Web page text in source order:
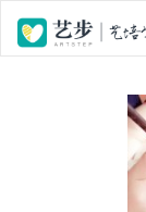
位置 : 首页 > Tag 标